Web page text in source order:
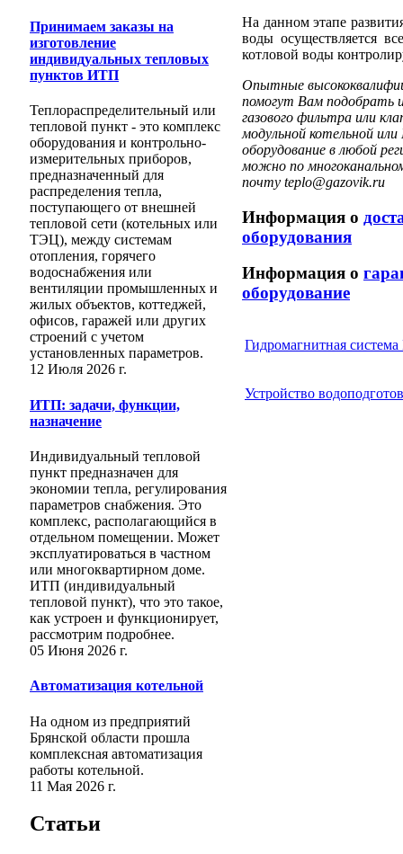
Принимаем заказы на
изготовление
индивидуальных тепловых
пунктов ИТП
Теплораспределительный или
тепловой пункт - это комплекс
оборудования и контрольно-
измерительных приборов,
предназначенный для
распределения тепла,
поступающего от внешней
тепловой сети (котельных или
ТЭЦ), между системам
отопления, горячего
водоснабжения или
вентиляции промышленных и
жилых объектов, коттеджей,
офисов, гаражей или других
строений с учетом
установленных параметров.
12 Июля 2026 г.
ИТП: задачи, функции,
назначение
Индивидуальный тепловой
пункт предназначен для
экономии тепла, регулирования
параметров снабжения. Это
комплекс, располагающийся в
отдельном помещении. Может
эксплуатироваться в частном
или многоквартирном доме.
ИТП (индивидуальный
тепловой пункт), что это такое,
как устроен и функционирует,
рассмотрим подробнее.
05 Июня 2026 г.
Автоматизация котельной
На одном из предприятий
Брянской области прошла
комплексная автоматизация
работы котельной.
11 Мая 2026 г.
Статьи
На данном этапе
воды осуществляется
котловой воды
Опытные
помогут Вам подобрать и
газового фильтра или
модульной котельной
оборудование в любой
можно по
почту teplo@gazovik.ru
Информация о
оборудования
Информация о
оборудование
Гидромагнитная
Устройство